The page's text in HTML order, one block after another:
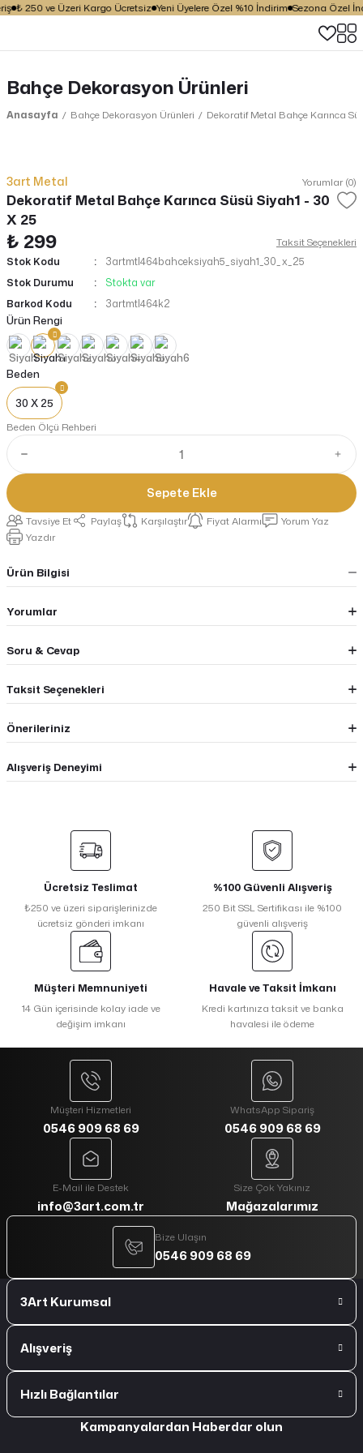
₺ 250 ve Üzeri Kargo Ücretsiz Yeni Üyelere Özel %10 İndirim Sezona Özel
Bahçe Dekorasyon Ürünleri
Anasayfa Bahçe Dekorasyon Ürünleri Dekoratif Metal Bahçe Karınca
3art Metal Yorumlar (0)
Dekoratif Metal Bahçe Karınca Süsü Siyah1 - 30
X 25
₺ 299
Taksit Seçenekleri
Stok Kodu
3artmtl464bahceksiyah5_siyah1_30_x_25
Stok Durumu
Stokta var
Barkod Kodu
3artmtl464k2
Ürün Rengi
Beden
30 X 25
Beden Ölçü Rehberi
Sepete Ekle
Tavsiye Et Paylaş Karşılaştır Fiyat Alarmı
Yorum Yaz
Yazdır
Ürün Bilgisi
Yorumlar
Soru & Cevap
Taksit Seçenekleri
Önerileriniz
Alışveriş Deneyimi
Ücretsiz Teslimat
₺250 ve üzeri siparişlerinizde
ücretsiz gönderi imkanı
%100 Güvenli Alışveriş
250 Bit SSL Sertifikası ile %100
güvenli alışveriş
Müşteri Memnuniyeti
14 Gün içerisinde kolay iade ve
değişim imkanı
Havale ve Taksit İmkanı
Kredi kartınıza taksit ve banka
havalesi ile ödeme
Müşteri Hizmetleri
0546 909 68 69
WhatsApp Sipariş
0546 909 68 69
E-Mail ile Destek
info@3art.com.tr
Size Çok Yakınız
Mağazalarımız
Bize Ulaşın
0546 909 68 69
3Art Kurumsal
Alışveriş
Hızlı Bağlantılar
Kampanyalardan Haberdar olun